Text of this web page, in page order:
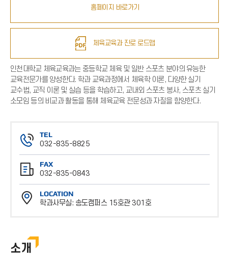
홈페이지 바로가기
체육교육과 진로 로드맵
인천대학교 체육교육과는 중등학교 체육 및 일반 스포츠 분야의 유능한
교육전문가를 양성한다. 학과 교육과정에서 체육학 이론, 다양한 실기
교수법, 교직 이론 및 실습 등을 학습하고, 교내외 스포츠 봉사, 스포츠 실기
소모임 등의 비교과 활동을 통해 체육교육 전문성과 자질을 함양한다.
TEL
032-835-8825
전
화
번
호
FAX
032-835-0843
팩
스
번
LOCATION
학과사무실: 송도캠퍼스 15호관 301호
소개